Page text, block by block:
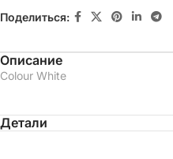
Поделиться:
Описание
Colour White
Детали